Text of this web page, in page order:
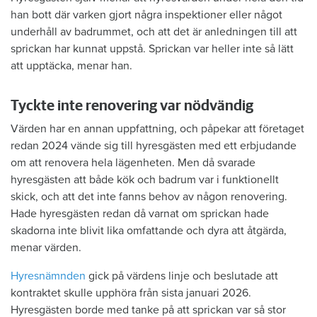
han bott där varken gjort några inspektioner eller något
underhåll av badrummet, och att det är anledningen till att
sprickan har kunnat uppstå. Sprickan var heller inte så lätt
att upptäcka, menar han.
Tyckte inte renovering var nödvändig
Värden har en annan uppfattning, och påpekar att företaget
redan 2024 vände sig till hyresgästen med ett erbjudande
om att renovera hela lägenheten. Men då svarade
hyresgästen att både kök och badrum var i funktionellt
skick, och att det inte fanns behov av någon renovering.
Hade hyresgästen redan då varnat om sprickan hade
skadorna inte blivit lika omfattande och dyra att åtgärda,
menar värden.
Hyresnämnden gick på värdens linje och beslutade att
kontraktet skulle upphöra från sista januari 2026.
Hyresgästen borde med tanke på att sprickan var så stor